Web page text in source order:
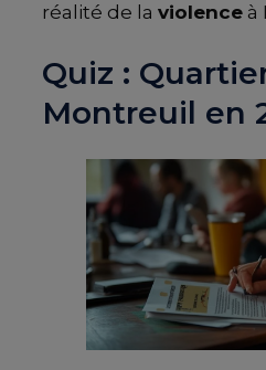
réalité de la violence à
Quiz :
Montreuil en